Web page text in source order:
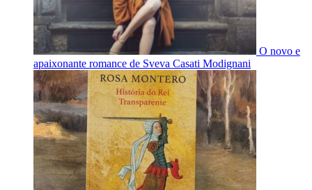
O novo e
apaixonante romance de Sveva Casati Modignani